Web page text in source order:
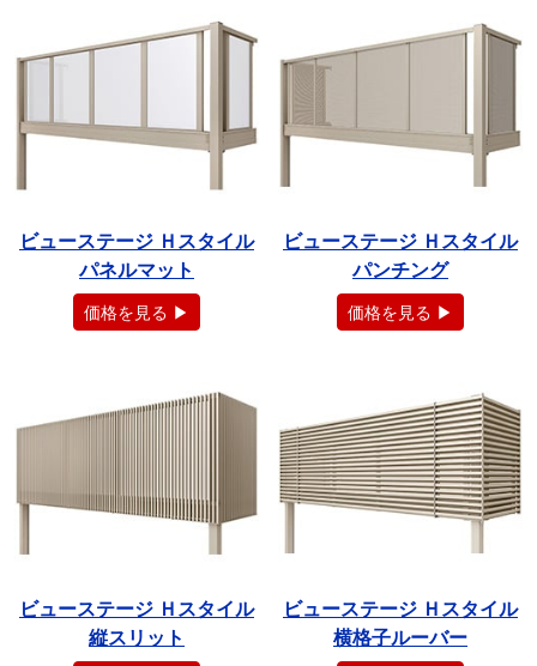
ビューステージ Ｈスタイル
パネルマット
価格を見る ▶
ビューステージ Ｈスタイル
パンチング
価格を見る ▶
ビューステージ Ｈスタイル
縦スリット
ビューステージ Ｈスタイル
横格子ルーバー